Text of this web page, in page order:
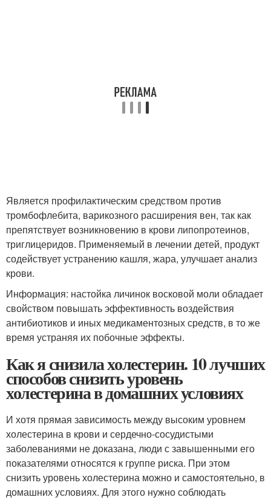
Является профилактическим средством против
тромбофлебита, варикозного расширения вен, так как
препятствует возникновению в крови липопротеинов,
триглицеридов. Применяемый в лечении детей, продукт
содействует устранению кашля, жара, улучшает анализ
крови.
Информация: настойка личинок восковой моли обладает
свойством повышать эффективность воздействия
антибиотиков и иных медикаментозных средств, в то же
время устраняя их побочные эффекты.
Как я снизила холестерин. 10 лучших
способов снизить уровень
холестерина в домашних условиях
И хотя прямая зависимость между высоким уровнем
холестерина в крови и сердечно-сосудистыми
заболеваниями не доказана, люди с завышенными его
показателями относятся к группе риска. При этом
снизить уровень холестерина можно и самостоятельно, в
домашних условиях. Для этого нужно соблюдать